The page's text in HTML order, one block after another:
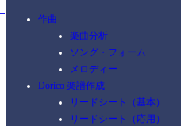
作曲
楽曲分析
ソング・フォーム
メロディー
Dorico 楽譜作成
リードシート（基本）
リードシート（応用）